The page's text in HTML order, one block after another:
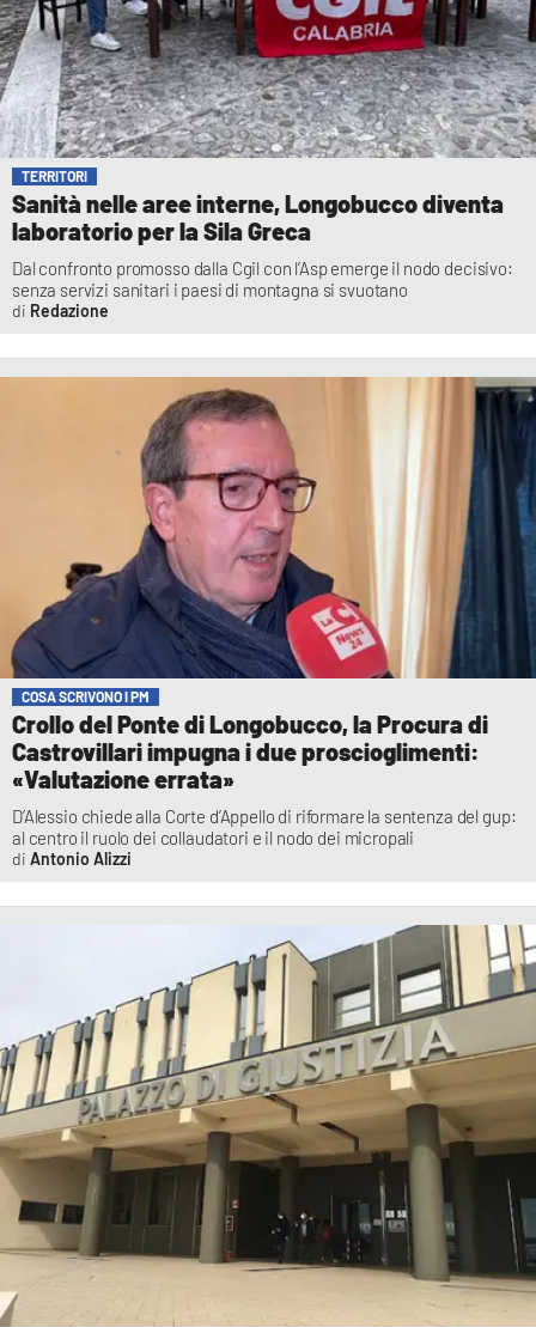
TERRITORI
Sanità nelle aree interne, Longobucco diventa
laboratorio per la Sila Greca
Dal confronto promosso dalla Cgil con l’Asp emerge il nodo decisivo:
senza servizi sanitari i paesi di montagna si svuotano
Redazione
COSA SCRIVONO I PM
Crollo del Ponte di Longobucco, la Procura di
Castrovillari impugna i due proscioglimenti:
«Valutazione errata»
D’Alessio chiede alla Corte d’Appello di riformare la sentenza del gup:
al centro il ruolo dei collaudatori e il nodo dei micropali
Antonio Alizzi